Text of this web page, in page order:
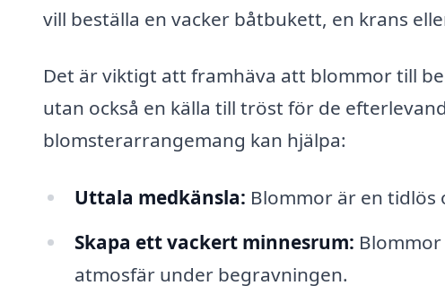
vill beställa en vacker båtbukett, en krans
Det är viktigt att framhäva att blommor till
utan också en källa till tröst för de
blomsterarrangemang kan hjälpa:
Uttala medkänsla: Blommor är en tidlös
Skapa ett vackert minnesrum:
atmosfär under begravningen.